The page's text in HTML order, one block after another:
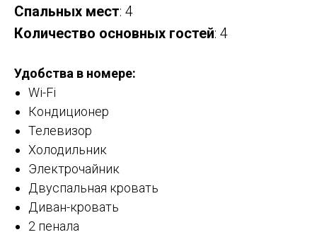
Спальных мест: 4
Количество основных гостей: 4
Удобства в номере:
Wi-Fi
Кондиционер
Телевизор
Холодильник
Электрочайник
Двуспальная кровать
Диван-кровать
2 пенала